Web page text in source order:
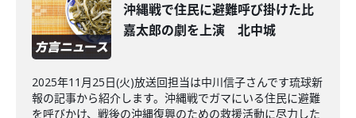
沖縄戦で住民に避難呼び掛けた比
嘉太郎の劇を上演 北中城
2025年11月25日(火)放送回担当は中川信子さんです琉球新
報の記事から紹介します。沖縄戦でガマにいる住民に避難
を呼びかけ、戦後の沖縄復興のための救援活動に尽力した